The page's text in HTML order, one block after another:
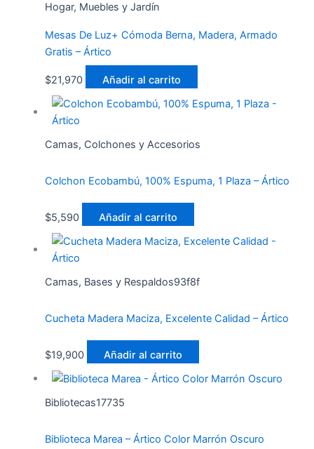
Hogar, Muebles y Jardín
Mesas De Luz+ Cómoda Berna, Madera, Armado
Gratis – Ártico
$21,970 Añadir al carrito
Camas, Colchones y Accesorios
Colchon Ecobambú, 100% Espuma, 1 Plaza – Ártico
$5,590 Añadir al carrito
Camas, Bases y Respaldos93f8f
Cucheta Madera Maciza, Excelente Calidad – Ártico
$19,900 Añadir al carrito
Bibliotecas17735
Biblioteca Marea – Ártico Color Marrón Oscuro